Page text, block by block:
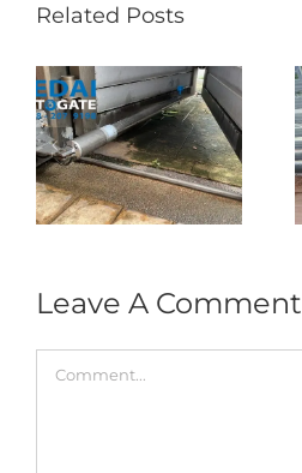
Related Posts
Autogate USJ –
Tukar 1 Unit OAE
333A Arm
Autogate
Leave A Comment